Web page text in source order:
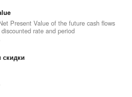
Present Value of the future cash flows
rate and period